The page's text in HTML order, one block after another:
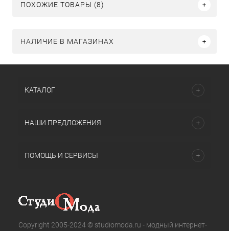
ПОХОЖИЕ ТОВАРЫ (8)
НАЛИЧИЕ В МАГАЗИНАХ
КАТАЛОГ
НАШИ ПРЕДЛОЖЕНИЯ
ПОМОЩЬ И СЕРВИСЫ
Copyright 2005-2024 © studiomoda.ru - модный интернет-